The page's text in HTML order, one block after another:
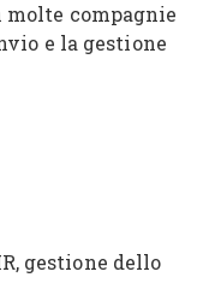
compagnie
e la gestione
gestione dello